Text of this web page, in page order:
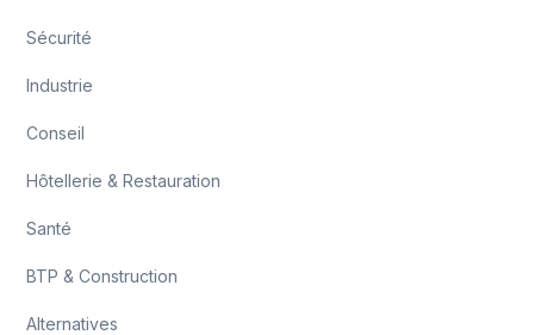
Sécurité
Industrie
Conseil
Hôtellerie & Restauration
Santé
BTP & Construction
Alternatives